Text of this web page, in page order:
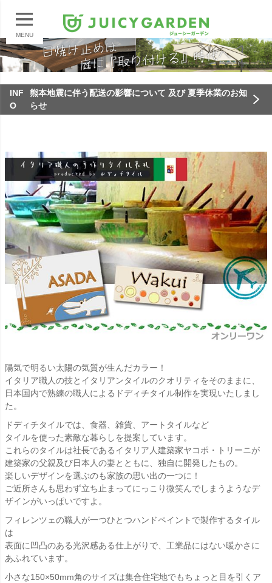
MENU
INF
O
熊本地震に伴う配送の影響について 及び 夏季休業のお知
らせ
陽気で明るい太陽の気質が生んだカラー！
イタリア職人の技とイタリアンタイルのクオリティをそのままに、
日本国内で熟練の職人によるドディチタイル制作を実現いたしまし
た。
ドディチタイルでは、食器、雑貨、アートタイルなど
タイルを使った素敵な暮らしを提案しています。
これらのタイルは社長であるイタリア人建築家ヤコポ・トリーニが
建築家の父親及び日本人の妻とともに、独自に開発したもの。
楽しいデザインを選ぶのも家族の思い出の一つに！
ご近所さんも思わず立ち止まってにっこり微笑んでしまうようなデ
ザインがいっぱいですよ。
フィレンツェの職人が一つひとつハンドペイントで製作するタイル
は
表面に凹凸のある光沢感ある仕上がりで、工業品にはない暖かさに
あふれています。
小さな150×50mm角のサイズは集合住宅地でもちょっと目を引くア